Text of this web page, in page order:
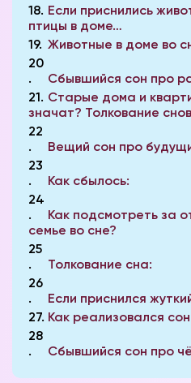
18 Если приснились
птицы в доме…
19 Животные в доме во
20
Сбывшийся сон про
21 Старые дома и
значат? Толкование
22
Вещий сон про
23
Как сбылось:
24
Как подсмотреть за
семье во сне?
25
Толкование сна:
26
Если приснился
27 Как реализовался
28
Сбывшийся сон про